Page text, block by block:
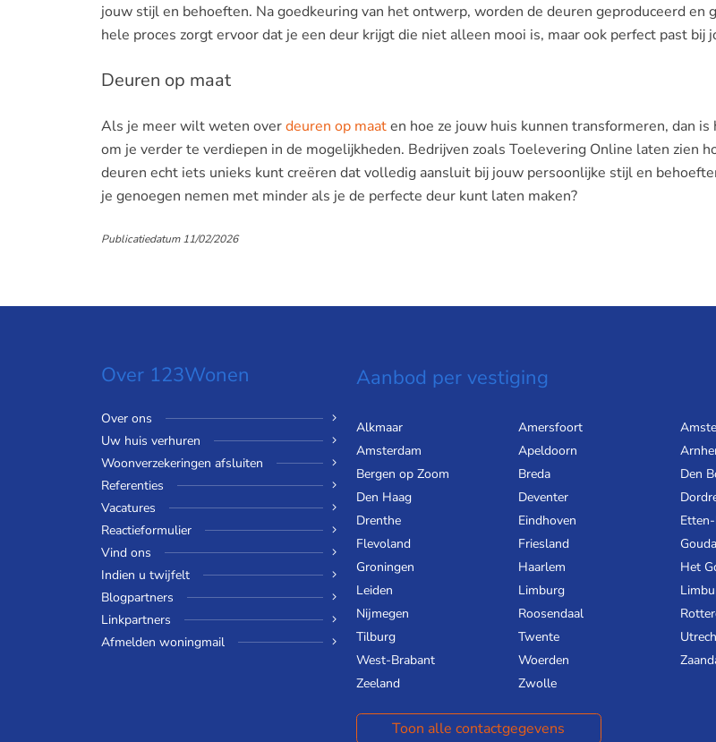
jouw stijl en behoeften. Na goedkeuring van het ontwerp, worden de deuren geproduceerd en
hele proces zorgt ervoor dat je een deur krijgt die niet alleen mooi is, maar ook perfect past bij
Deuren op maat
Als je meer wilt weten overdeuren op maaten hoe ze jouw huis kunnen transformeren, dan is
om je verder te verdiepen in de mogelijkheden. Bedrijven zoals Toelevering Online laten zien
deuren echt iets unieks kunt creëren dat volledig aansluit bij jouw persoonlijke stijl en
je genoegen nemen met minder als je de perfecte deur kunt laten maken?
Publicatiedatum 11/02/2026
Over 123Wonen
Over ons
Uw huis verhuren
Woonverzekeringen afsluiten
Referenties
Vacatures
Reactieformulier
Vind ons
Indien u twijfelt
Blogpartners
Linkpartners
Afmelden woningmail
Aanbod per vestiging
Alkmaar Amersfoort
Amsterdam
Apeldoorn
Bergen op Zoom
Breda
Den
Den Haag
Deventer
Drenthe
Eindhoven
Flevoland
Friesland
Groningen
Haarlem
Het
Leiden
Limburg
Nijmegen
Roosendaal
Tilburg
Twente
West-Brabant
Woerden
Zeeland
Zwolle
Toon alle contactgegevens